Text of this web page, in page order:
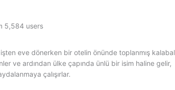
5,584 users
eve dönerken bir otelin önünde toplanmış
ve ardından ülke çapında ünlü bir isim haline gelir,
çalışırlar.